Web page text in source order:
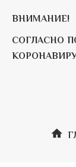
ВНИМАНИЕ!
СОГЛАСНО